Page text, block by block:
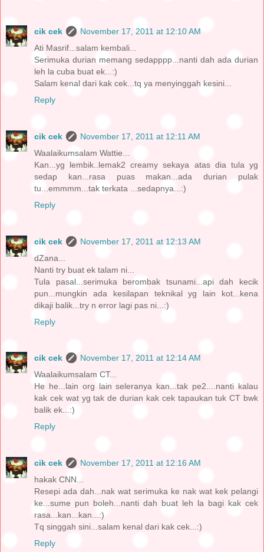
cik cek
November 17, 2011 at 12:10 AM
Ati Masrif...salam kembali...
Serimuka durian memang sedapppp...nanti dah ada durian
leh la cuba buat ek...:)
Salam kenal dari kak cek...tq ya menyinggah kesini...
Reply
cik cek
November 17, 2011 at 12:11 AM
Waalaikumsalam Wattie...
Kan...yg lembik..lemak2 creamy sekaya atas dia tula yg
sedap kan...rasa puas makan...ada durian pulak
tu...emmmm...tak terkata ...sedapnya...:)
Reply
cik cek
November 17, 2011 at 12:13 AM
dZana...
Nanti try buat ek talam ni...
Tula pasal...serimuka berombak tsunami...api dah kecik
pun...mungkin ada kesilapan teknikal yg lain kot...kena
dikaji balik...try n error lagi pas ni...:)
Reply
cik cek
November 17, 2011 at 12:14 AM
Waalaikumsalam CT...
He he...lain org lain seleranya kan...tak pe2....nanti kalau
kak cek wat yg tak de durian kak cek tapaukan tuk CT bwk
balik ek...:)
Reply
cik cek
November 17, 2011 at 12:16 AM
hakak CNN...
Resepi ada dah...nak wat serimuka ke nak wat kek pelangi
ke...sume pun boleh...nanti dah buat leh la bagi kak cek
rasa...kan...kan...:)
Tq singgah sini...salam kenal dari kak cek...:)
Reply